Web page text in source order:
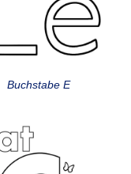
Buchstabe E